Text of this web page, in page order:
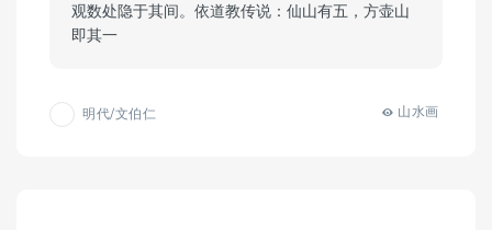
观数处隐于其间。依道教传说：仙山有五，方壶山
即其一
明代/文伯仁 山水画